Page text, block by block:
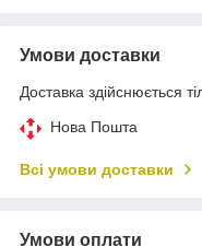
Умови доставки
Доставка здійснюється
Нова Пошта
Всі умови доставки
Умови оплати